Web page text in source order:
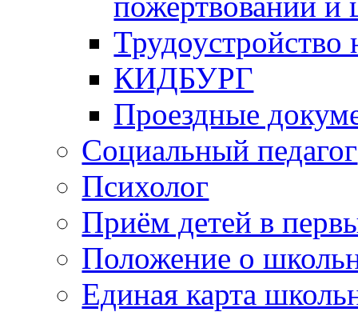
КИДБУРГ
Проездные
Социальный педагог
Психолог
Приём детей в
Положение о
Единая карта